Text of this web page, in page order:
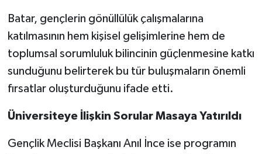
Batar, gençlerin gönüllülük çalışmalarına
katılmasının hem kişisel gelişimlerine hem de
toplumsal sorumluluk bilincinin güçlenmesine katkı
sunduğunu belirterek bu tür buluşmaların önemli
fırsatlar oluşturduğunu ifade etti.
Üniversiteye İlişkin Sorular Masaya Yatırıldı
Gençlik Meclisi Başkanı Anıl İnce ise programın